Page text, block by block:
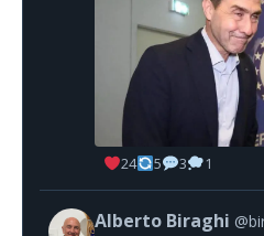
24 5 3 1
Alberto Biraghi